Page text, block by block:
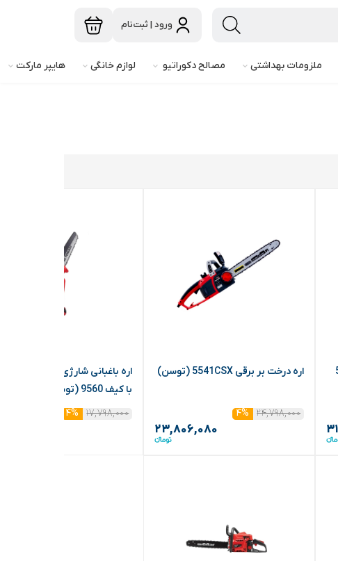
ورود | ثبت‌نام
ملزومات بهداشتی مصالح دکوراتیو لوازم خانگی هایپر مارکت
اره درخت بر برقی 5541CSX (توسن)
۲۴,۷۹۸,۰۰۰ ۴%
۲۳,۸۰۶,۰۸۰
با کیف 9560 (توسن)
۱۷,۷۹۸,۰۰۰
۴%